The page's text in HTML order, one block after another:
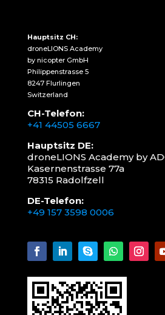
Hauptsitz CH:
droneLIONS Academy
by nicopter GmbH
Philippenstrasse 5
8247 Flurlingen
Switzerland
CH-Telefon:
+41 44505 6667
Hauptsitz DE:
droneLIONS Academy by
Kasernenstrasse 77a
78315 Radolfzell
DE-Telefon:
+49 157 3598 0006